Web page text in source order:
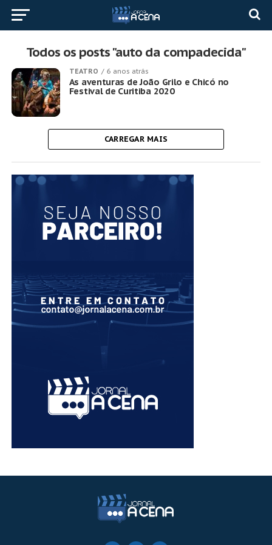
Todos os posts "auto da compadecida"
TEATRO 6 anos atrás
As aventuras de João Grilo e Chicó no
Festival de Curitiba 2020
CARREGAR MAIS